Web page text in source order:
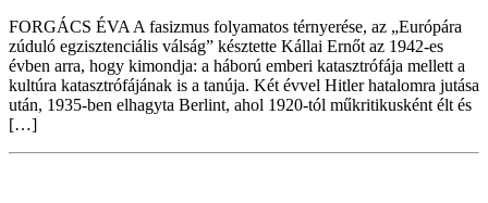
FORGÁCS ÉVA A fasizmus folyamatos térnyerése, az „Európára
zúduló egzisztenciális válság” késztette Kállai Ernőt az 1942-es
évben arra, hogy kimondja: a háború emberi katasztrófája mellett a
kultúra katasztrófájának is a tanúja. Két évvel Hitler hatalomra jutása
után, 1935-ben elhagyta Berlint, ahol 1920-tól műkritikusként élt és
[…]